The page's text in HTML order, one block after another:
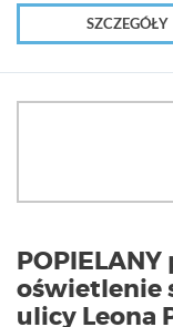
SZCZEGÓŁY
oświetlenie
ulicy Leona